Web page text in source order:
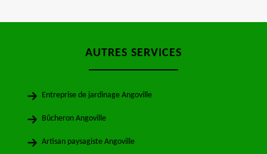
AUTRES SERVICES
Entreprise de jardinage Angoville
Bûcheron Angoville
Artisan paysagiste Angoville